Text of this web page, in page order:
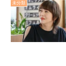
未分類